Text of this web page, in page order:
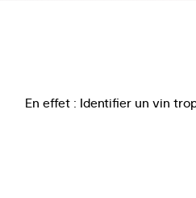
En effet : Identifier un vin